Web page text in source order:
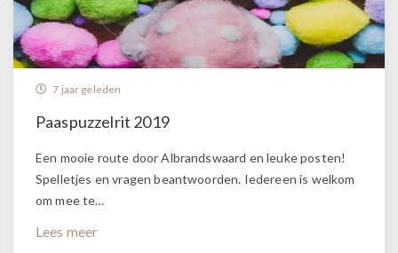
7 jaar geleden
Paaspuzzelrit 2019
Een mooie route door Albrandswaard en leuke posten!
Spelletjes en vragen beantwoorden. Iedereen is welkom
om mee te…
Lees meer